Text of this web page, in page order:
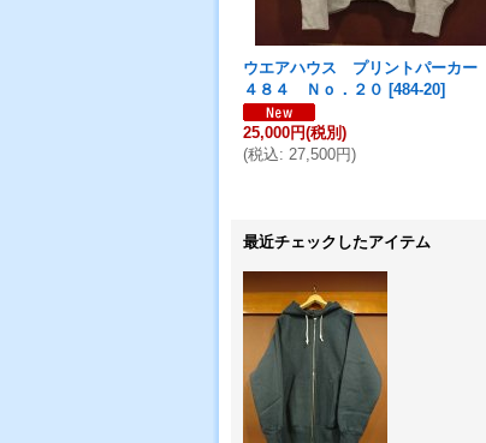
ウエアハウス プリントパーカー
４８４ Ｎｏ．２０ [484-20]
25,000円(税別)
(税込: 27,500円)
最近チェックしたアイテム